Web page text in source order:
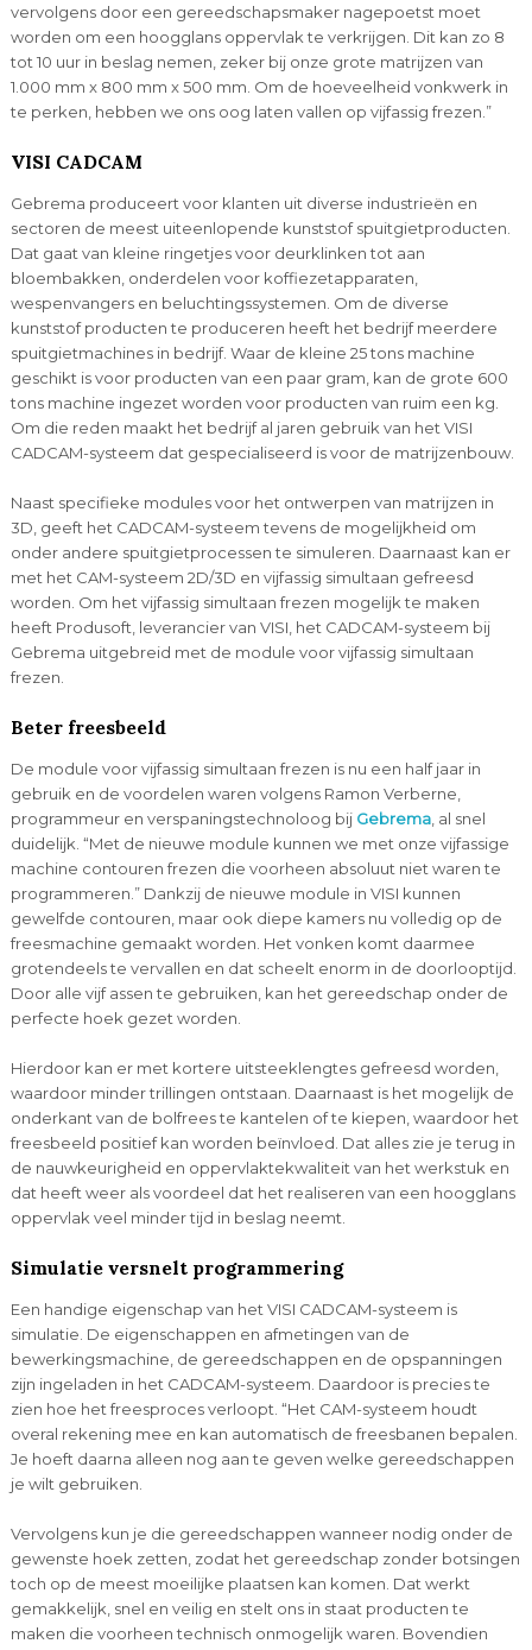
vervolgens door een gereedschapsmaker nagepoetst moet
worden om een hoogglans oppervlak te verkrijgen. Dit kan zo 8
tot 10 uur in beslag nemen, zeker bij onze grote matrijzen van
1.000 mm x 800 mm x 500 mm. Om de hoeveelheid vonkwerk in
te perken, hebben we ons oog laten vallen op vijfassig frezen.”
VISI CADCAM
Gebrema produceert voor klanten uit diverse industrieën en
sectoren de meest uiteenlopende kunststof spuitgietproducten.
Dat gaat van kleine ringetjes voor deurklinken tot aan
bloembakken, onderdelen voor koffiezetapparaten,
wespenvangers en beluchtingssystemen. Om de diverse
kunststof producten te produceren heeft het bedrijf meerdere
spuitgietmachines in bedrijf. Waar de kleine 25 tons machine
geschikt is voor producten van een paar gram, kan de grote 600
tons machine ingezet worden voor producten van ruim een kg.
Om die reden maakt het bedrijf al jaren gebruik van het VISI
CADCAM-systeem dat gespecialiseerd is voor de matrijzenbouw.
Naast specifieke modules voor het ontwerpen van matrijzen in
3D, geeft het CADCAM-systeem tevens de mogelijkheid om
onder andere spuitgietprocessen te simuleren. Daarnaast kan er
met het CAM-systeem 2D/3D en vijfassig simultaan gefreesd
worden. Om het vijfassig simultaan frezen mogelijk te maken
heeft Produsoft, leverancier van VISI, het CADCAM-systeem bij
Gebrema uitgebreid met de module voor vijfassig simultaan
frezen.
Beter freesbeeld
De module voor vijfassig simultaan frezen is nu een half jaar in
gebruik en de voordelen waren volgens Ramon Verberne,
programmeur en verspaningstechnoloog bij Gebrema, al snel
duidelijk. “Met de nieuwe module kunnen we met onze vijfassige
machine contouren frezen die voorheen absoluut niet waren te
programmeren.” Dankzij de nieuwe module in VISI kunnen
gewelfde contouren, maar ook diepe kamers nu volledig op de
freesmachine gemaakt worden. Het vonken komt daarmee
grotendeels te vervallen en dat scheelt enorm in de doorlooptijd.
Door alle vijf assen te gebruiken, kan het gereedschap onder de
perfecte hoek gezet worden.
Hierdoor kan er met kortere uitsteeklengtes gefreesd worden,
waardoor minder trillingen ontstaan. Daarnaast is het mogelijk de
onderkant van de bolfrees te kantelen of te kiepen, waardoor het
freesbeeld positief kan worden beïnvloed. Dat alles zie je terug in
de nauwkeurigheid en oppervlaktekwaliteit van het werkstuk en
dat heeft weer als voordeel dat het realiseren van een hoogglans
oppervlak veel minder tijd in beslag neemt.
Simulatie versnelt programmering
Een handige eigenschap van het VISI CADCAM-systeem is
simulatie. De eigenschappen en afmetingen van de
bewerkingsmachine, de gereedschappen en de opspanningen
zijn ingeladen in het CADCAM-systeem. Daardoor is precies te
zien hoe het freesproces verloopt. “Het CAM-systeem houdt
overal rekening mee en kan automatisch de freesbanen bepalen.
Je hoeft daarna alleen nog aan te geven welke gereedschappen
je wilt gebruiken.
Vervolgens kun je die gereedschappen wanneer nodig onder de
gewenste hoek zetten, zodat het gereedschap zonder botsingen
toch op de meest moeilijke plaatsen kan komen. Dat werkt
gemakkelijk, snel en veilig en stelt ons in staat producten te
maken die voorheen technisch onmogelijk waren. Bovendien